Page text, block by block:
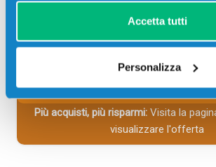
Accetta tutti
Personalizza
Spedizione gratuita
giorni
14
ore
16
min
Più acquisti, più risparmi:Visita la
visualizzare l'offerta